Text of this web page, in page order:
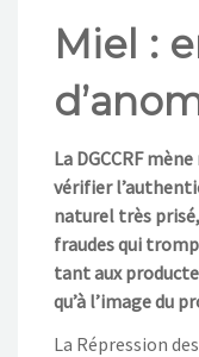
Miel :
La DGCCRF
vérifier
naturel très
fraudes qui
tant aux
qu’à l’image du
La Répression